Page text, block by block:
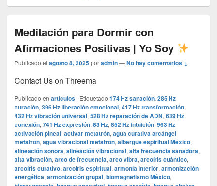
Meditación para Dormir con
Afirmaciones Positivas | Yo Soy
Publicado el agosto 8, 2025poradmin—No hay comentarios ↓
Contact Us on Threema
Publicado en articulos | Etiquetado 174 Hz sanación, 285 Hz
curación, 396 Hz liberación emocional, 417 Hz transformación,
432 Hz vibración universal, 528 Hz reparación de ADN, 639 Hz
conexión, 741 Hz expresión, 83 Hz, 852 Hz intuición, 963 Hz
activación pineal, activar metatrón, agua curativa arcángel
metatrón, agua vibracional metatrón, albergue espiritual México,
alineación sonora, alineación vibracional, alta frecuencia sanadora,
alta vibración, arco de frecuencia, arco vibra, arcoíris cuántico,
arcoíris curativo, arcoíris espiritual, armonía interior, armonización
energética, armonización grupal, biomagnetismo México,